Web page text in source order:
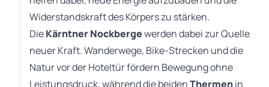
Widerstandskraft des Körpers zu stärken.
DieKärntner Nockbergewerden dabei zur Quelle
neuer Kraft. Wanderwege, Bike-Strecken und die
Natur vor der Hoteltür fördern Bewegung ohne
Leistungsdruck, während die beidenThermenin